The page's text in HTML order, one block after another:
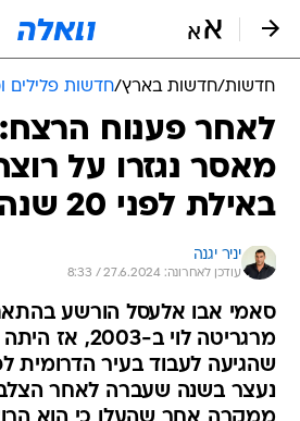
חדשות/חדשות בארץ/חדשות פלילים
מאסר נגזרו על
באילת לפני 20 שנה
יניר יגנה
עודכן לאחרונה: 27.6.2024 / 8:33
סאמי אבו אלעסל הורשע
מרגריטה לוי ב-
שהגיעה לעבוד בעיר הדרומית